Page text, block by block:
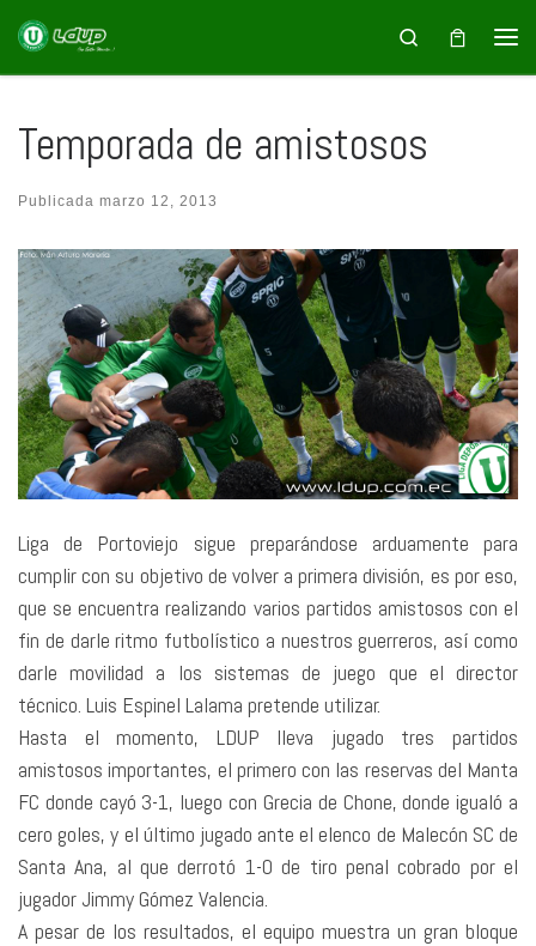
Saltar al contenido Search
Temporada de amistosos
Publicada marzo 12, 2013
Liga de Portoviejo sigue preparándose arduamente para
cumplir con su objetivo de volver a primera división, es por eso,
que se encuentra realizando varios partidos amistosos con el
fin de darle ritmo futbolístico a nuestros guerreros, así como
darle movilidad a los sistemas de juego que el director
técnico. Luis Espinel Lalama pretende utilizar.
Hasta el momento, LDUP lleva jugado tres partidos
amistosos importantes, el primero con las reservas del Manta
FC donde cayó 3-1, luego con Grecia de Chone, donde igualó a
cero goles, y el último jugado ante el elenco de Malecón SC de
Santa Ana, al que derrotó 1-0 de tiro penal cobrado por el
jugador Jimmy Gómez Valencia.
A pesar de los resultados, el equipo muestra un gran bloque